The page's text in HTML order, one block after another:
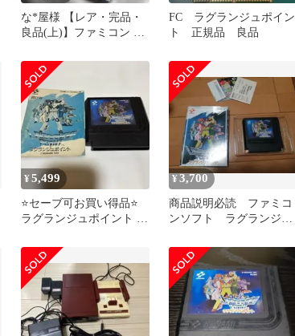
な*屋様 【レア・完品・
良品(上)】ファミコン ラ
FC ラグランジュポイン
ト 正規品 良品
¥5,499
⭐️セーブ可お買い得品⭐️
ラグランジュポイント フ
作確認
¥3,700
商品説明必読 ファミコ
ンソフト ラグランジュ
ガキ シール